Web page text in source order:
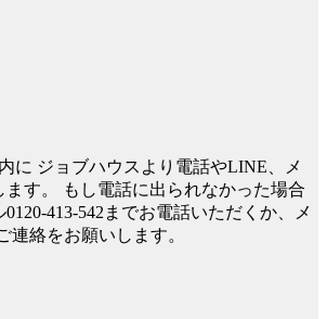
に ジョブハウスより電話やLINE、メ
す。
もし電話に出られなかった場合
413-542までお電話いただくか、メ
連絡をお願いします。